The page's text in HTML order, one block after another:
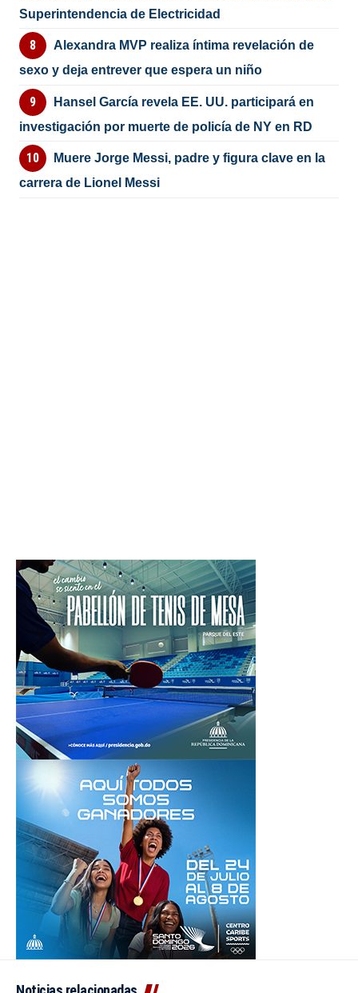
Superintendencia de Electricidad
Alexandra MVP realiza íntima revelación de
sexo y deja entrever que espera un niño
Hansel García revela EE. UU. participará en
investigación por muerte de policía de NY en RD
Muere Jorge Messi, padre y figura clave en la
carrera de Lionel Messi